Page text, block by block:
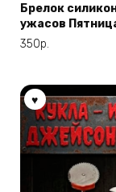
Брелок
ужасов
350р.